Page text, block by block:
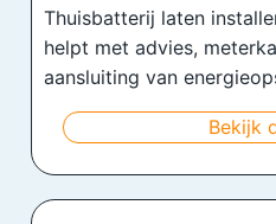
Thuisbatterij laten
helpt met advies,
aansluiting van
Bekijk